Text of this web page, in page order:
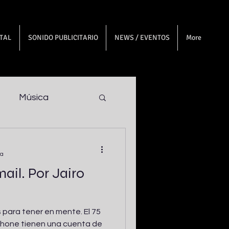
SONIDO PUBLICITARIO NEWS / EVENTOS More
Música
Por Jairo
tener en mente. El 75
tienen una cuenta de